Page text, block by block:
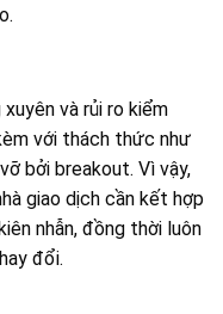
và rủi ro kiểm
với thách thức như
bởi breakout. Vì vậy,
giao dịch cần kết hợp
nhẫn, đồng thời luôn
đổi.